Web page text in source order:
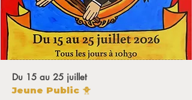
Du 15 au 25 juillet
Jeune Public 🐥